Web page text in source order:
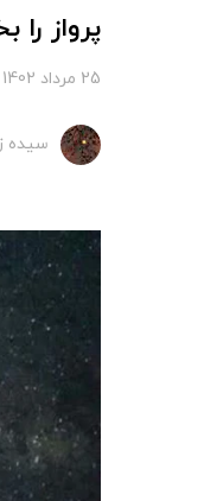
پرواز را
25 مرداد 1402
سیده